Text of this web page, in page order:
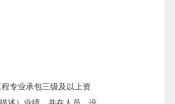
专业承包三级及以上资